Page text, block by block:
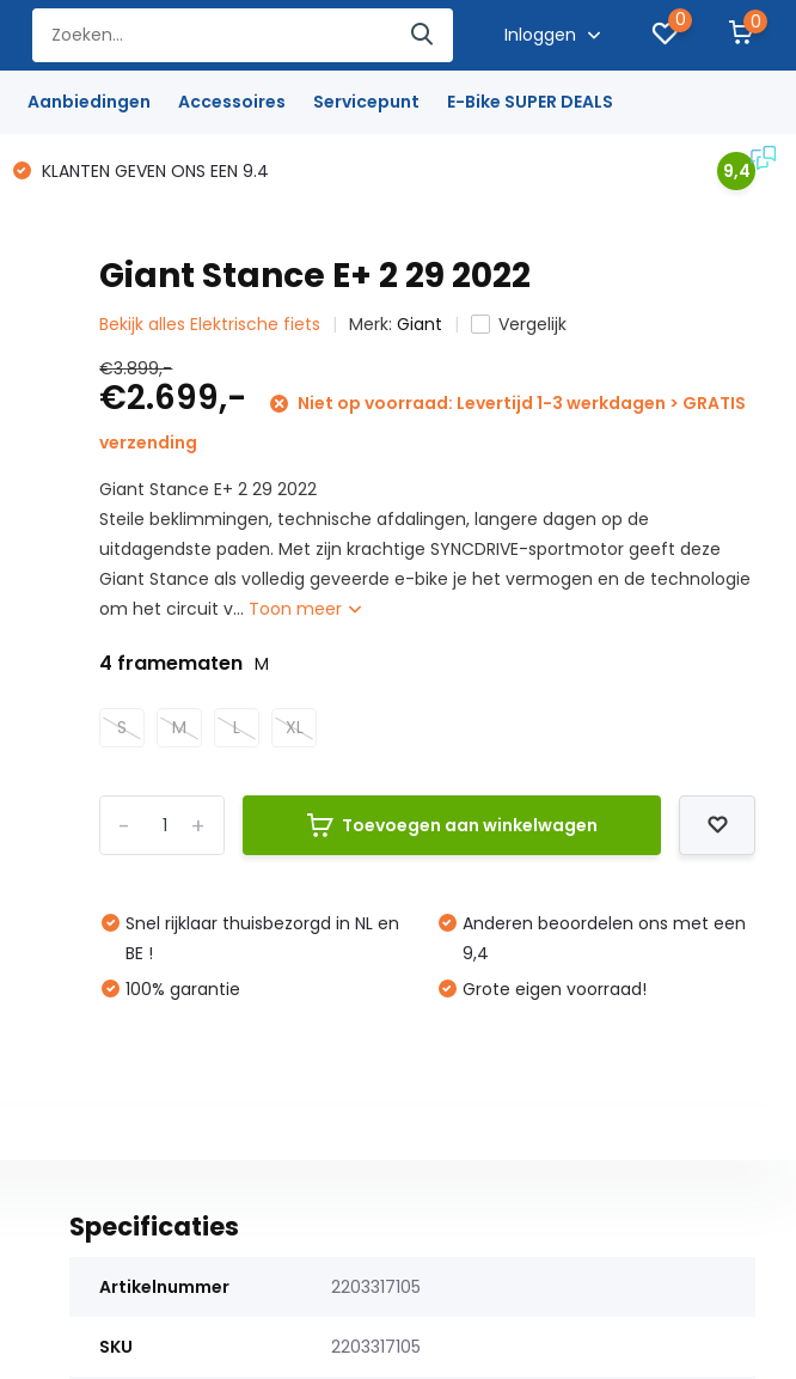
Inloggen
0 0
Aanbiedingen Accessoires Servicepunt E-Bike SUPER DEALS
KLANTEN GEVEN ONS EEN 9.4 9,4
Giant Stance E+ 2 29 2022
Bekijk alles Elektrische fiets Merk:Giant
Vergelijk
€3.899,-
€2.699,-
Niet op voorraad: Levertijd 1-3 werkdagen > GRATIS
verzending
Giant Stance E+ 2 29 2022
Steile beklimmingen, technische afdalingen, langere dagen op de
uitdagendste paden. Met zijn krachtige SYNCDRIVE-sportmotor geeft deze
Giant Stance als volledig geveerde e-bike je het vermogen en de technologie
om het circuit v... Toon meer
4 framematen M
S M L XL
+
- Toevoegen aan winkelwagen
Snel rijklaar thuisbezorgd in NL en
BE !
100% garantie
Anderen beoordelen ons met een
9,4
Grote eigen voorraad!
Specificaties
Artikelnummer 2203317105
SKU 2203317105